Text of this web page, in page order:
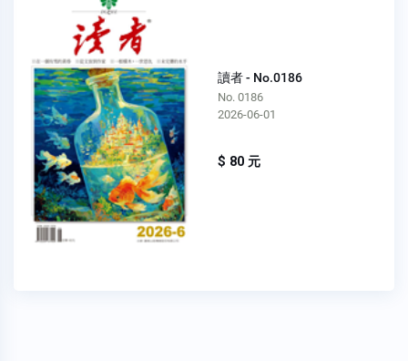
讀者 - No.0186
No. 0186
2026-06-01
$ 80 元